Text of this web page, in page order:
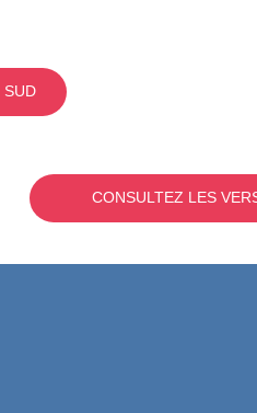
SUD
CONSULTEZ LES